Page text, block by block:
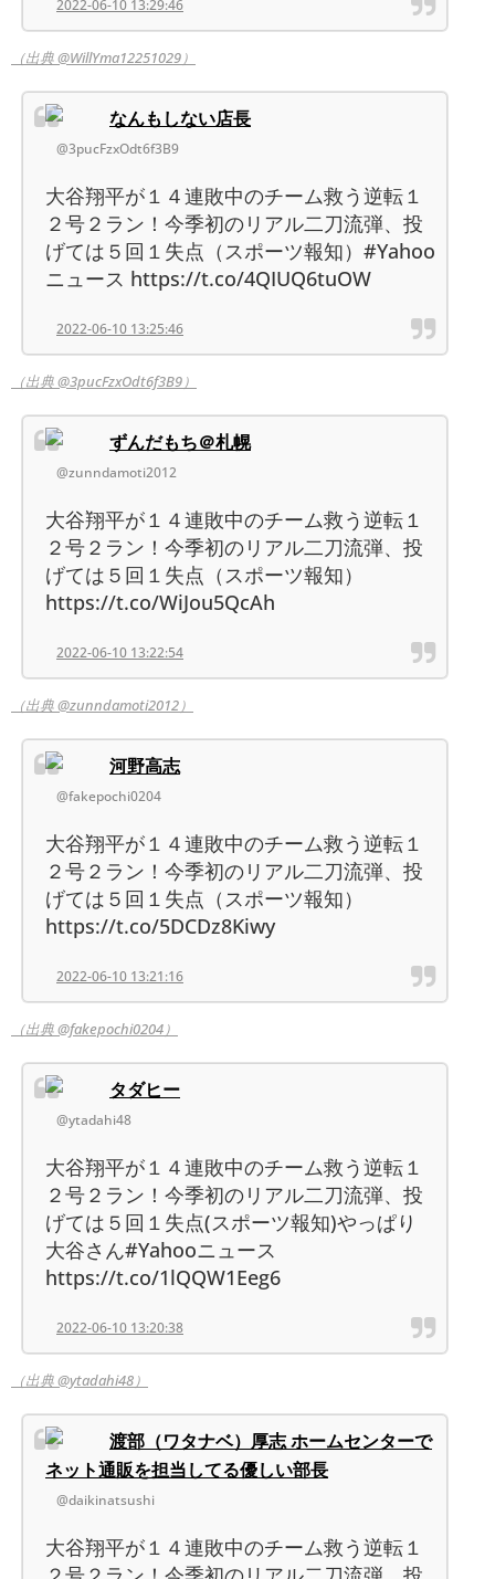
2022-06-10 13:29:46
（出典 @WillYma12251029）
なんもしない店長
@3pucFzxOdt6f3B9
大谷翔平が１４連敗中のチーム救う逆転１
２号２ラン！今季初のリアル二刀流弾、投
げては５回１失点（スポーツ報知）#Yahoo
ニュース https://t.co/4QIUQ6tuOW
2022-06-10 13:25:46
（出典 @3pucFzxOdt6f3B9）
ずんだもち＠札幌
@zunndamoti2012
大谷翔平が１４連敗中のチーム救う逆転１
２号２ラン！今季初のリアル二刀流弾、投
げては５回１失点（スポーツ報知）
https://t.co/WiJou5QcAh
2022-06-10 13:22:54
（出典 @zunndamoti2012）
河野高志
@fakepochi0204
大谷翔平が１４連敗中のチーム救う逆転１
２号２ラン！今季初のリアル二刀流弾、投
げては５回１失点（スポーツ報知）
https://t.co/5DCDz8Kiwy
2022-06-10 13:21:16
（出典 @fakepochi0204）
タダヒー
@ytadahi48
大谷翔平が１４連敗中のチーム救う逆転１
２号２ラン！今季初のリアル二刀流弾、投
げては５回１失点(スポーツ報知)やっぱり
大谷さん#Yahooニュース
https://t.co/1lQQW1Eeg6
2022-06-10 13:20:38
（出典 @ytadahi48）
渡部（ワタナベ）厚志 ホームセンターで
ネット通販を担当してる優しい部長
@daikinatsushi
大谷翔平が１４連敗中のチーム救う逆転１